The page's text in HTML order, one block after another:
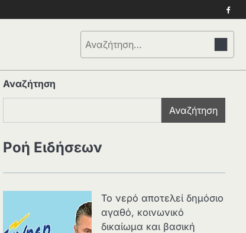
Αναζήτηση
για:
Αναζήτηση
Αναζήτηση
Ροή Ειδήσεων
Το νερό αποτελεί δημόσιο
αγαθό, κοινωνικό
δικαίωμα και βασική